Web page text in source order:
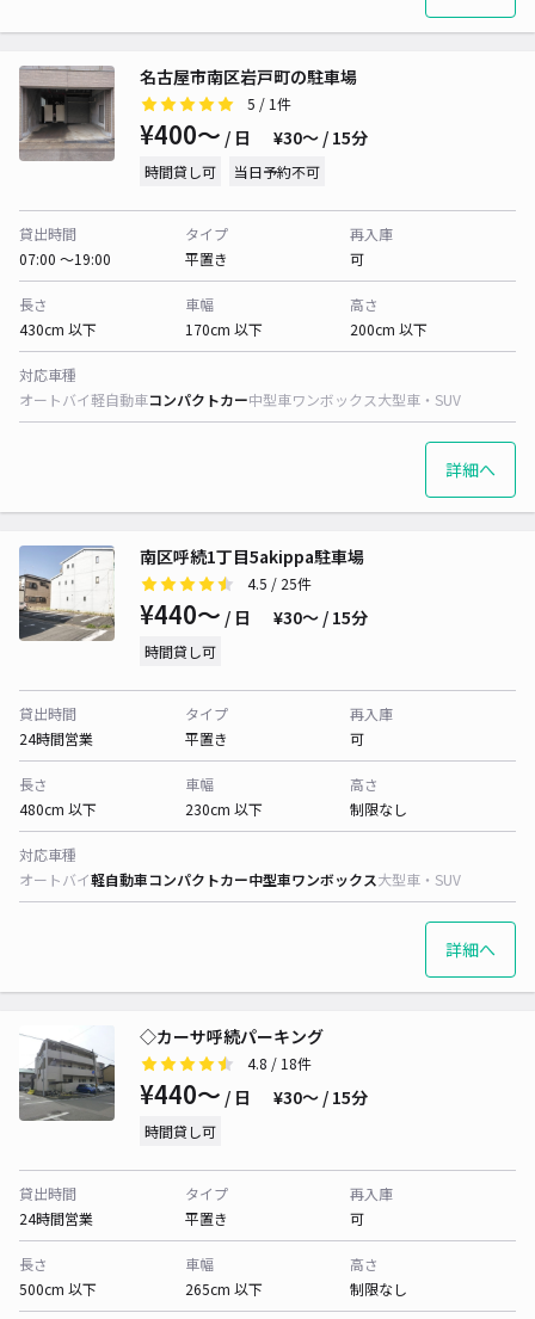
名古屋市南区岩戸町の駐車場
5 / 1件
¥400〜 / 日 ¥30〜 / 15分
時間貸し可 当日予約不可
貸出時間
07:00 〜19:00
タイプ
平置き
再入庫
可
長さ
430cm 以下
車幅
170cm 以下
高さ
200cm 以下
対応車種
オートバイ軽自動車コンパクトカー中型車ワンボックス大型車・SUV
詳細へ
南区呼続1丁目5akippa駐車場
4.5 / 25件
¥440〜 / 日 ¥30〜 / 15分
時間貸し可
貸出時間
24時間営業
タイプ
平置き
再入庫
可
長さ
480cm 以下
車幅
230cm 以下
高さ
制限なし
対応車種
オートバイ軽自動車コンパクトカー中型車ワンボックス大型車・SUV
詳細へ
◇カーサ呼続パーキング
4.8 / 18件
¥440〜 / 日 ¥30〜 / 15分
時間貸し可
貸出時間
24時間営業
タイプ
平置き
再入庫
可
長さ
500cm 以下
車幅
265cm 以下
高さ
制限なし